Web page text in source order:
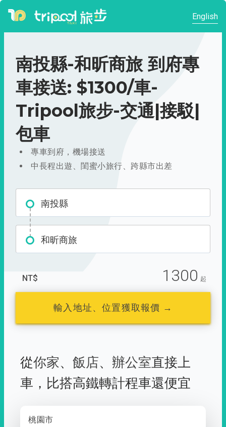
English
南投縣-和昕商旅 到府專
車接送: $1300/車-
Tripool旅步-交通|接駁|
包車
專車到府，機場接送
中長程出遊、閨蜜小旅行、跨縣市出差
南投縣
和昕商旅
NT$ 1300 起
輸入地址、位置獲取報價 →
從你家、 飯店、 辦公室直接上
車， 比搭高鐵轉計程車還便宜
桃園市